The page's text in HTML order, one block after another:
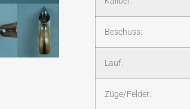
Beschuss:
Lauf:
Züge/Felder: